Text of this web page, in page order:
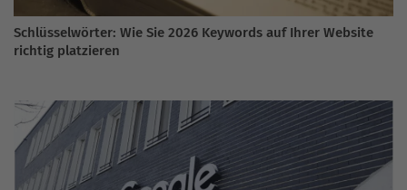
Schlüsselwörter: Wie Sie 2026 Keywords auf Ihrer Website
richtig platzieren